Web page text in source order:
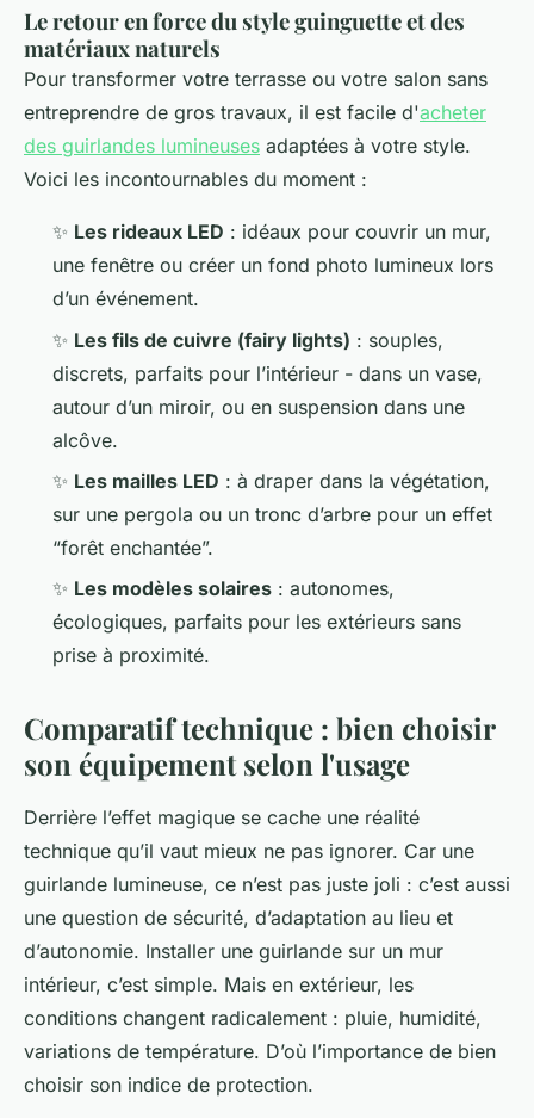
Le retour en force du style guinguette et des
matériaux naturels
Pour transformer votre terrasse ou votre salon sans
entreprendre de gros travaux, il est facile d'acheter
des guirlandes lumineuses adaptées à votre style.
Voici les incontournables du moment :
✨ Les rideaux LED : idéaux pour couvrir un mur,
une fenêtre ou créer un fond photo lumineux lors
d’un événement.
✨ Les fils de cuivre (fairy lights) : souples,
discrets, parfaits pour l’intérieur - dans un vase,
autour d’un miroir, ou en suspension dans une
alcôve.
✨ Les mailles LED : à draper dans la végétation,
sur une pergola ou un tronc d’arbre pour un effet
“forêt enchantée”.
✨ Les modèles solaires : autonomes,
écologiques, parfaits pour les extérieurs sans
prise à proximité.
Comparatif technique : bien choisir
son équipement selon l'usage
Derrière l’effet magique se cache une réalité
technique qu’il vaut mieux ne pas ignorer. Car une
guirlande lumineuse, ce n’est pas juste joli : c’est aussi
une question de sécurité, d’adaptation au lieu et
d’autonomie. Installer une guirlande sur un mur
intérieur, c’est simple. Mais en extérieur, les
conditions changent radicalement : pluie, humidité,
variations de température. D’où l’importance de bien
choisir son indice de protection.